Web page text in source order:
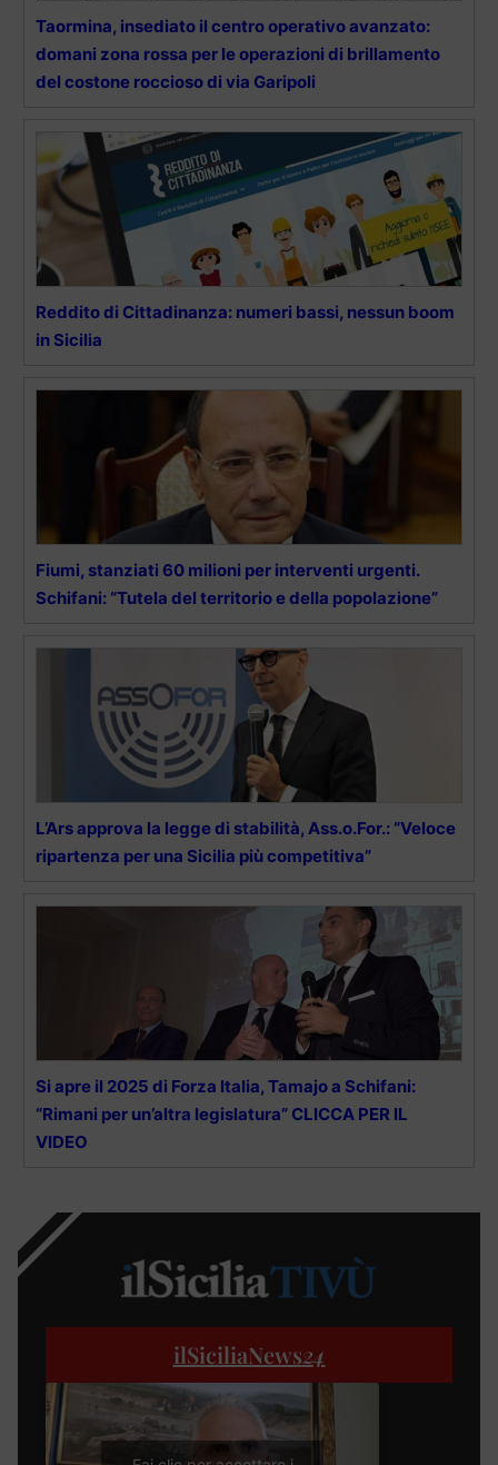
Taormina, insediato il centro operativo avanzato:
domani zona rossa per le operazioni di brillamento
del costone roccioso di via Garipoli
Reddito di Cittadinanza: numeri bassi, nessun boom
in Sicilia
Fiumi, stanziati 60 milioni per interventi urgenti.
Schifani: “Tutela del territorio e della popolazione”
L’Ars approva la legge di stabilità, Ass.o.For.: “Veloce
ripartenza per una Sicilia più competitiva”
Si apre il 2025 di Forza Italia, Tamajo a Schifani:
“Rimani per un’altra legislatura” CLICCA PER IL
VIDEO
ilSiciliaNews24